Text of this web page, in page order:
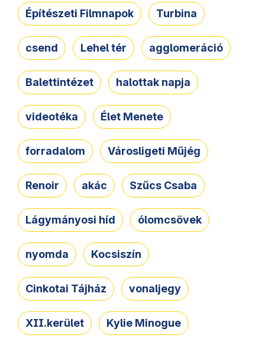
Építészeti Filmnapok Turbina
csend Lehel tér agglomeráció
Balettintézet halottak napja
videotéka Élet Menete
forradalom Városligeti Műjég
Renoir akác Szűcs Csaba
Lágymányosi híd ólomcsövek
nyomda Kocsiszín
Cinkotai Tájház vonaljegy
XII.kerület Kylie Minogue